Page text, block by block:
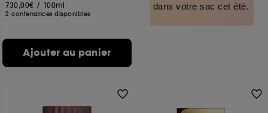
730,00€ / 100ml
2 contenances disponibles
Ajouter au panier
dans votre sac cet été.